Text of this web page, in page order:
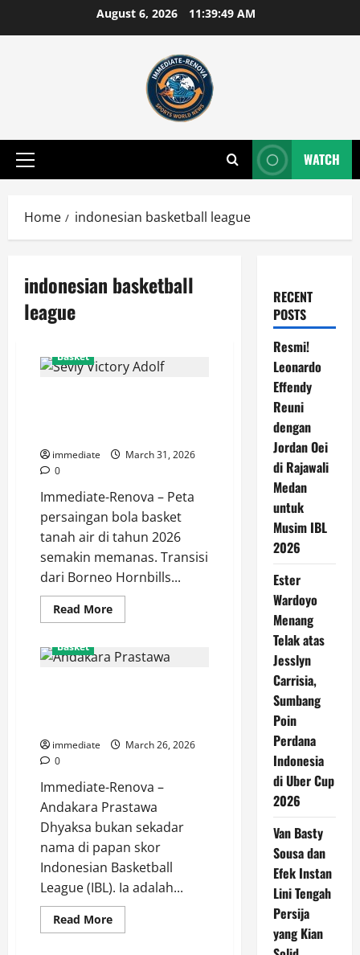
August 6, 2026 11:39:49 AM
Primary
WATCH
Home indonesian basketball league
indonesian basketball
league
Basket
immediate
March 31, 2026
0
Immediate-Renova – Peta
persaingan bola basket
tanah air di tahun 2026
semakin memanas. Transisi
dari Borneo Hornbills...
Read MoreRead
more
Victory
Adolf,
IBL
2026
Basket
immediate
March 26, 2026
0
Immediate-Renova –
Andakara Prastawa
Dhyaksa bukan sekadar
nama di papan skor
Indonesian Basketball
League (IBL). Ia adalah...
Read MoreRead
more
RECENT
POSTS
Resmi!
Leonardo
Effendy
Reuni
dengan
Jordan Oei
di Rajawali
Medan
untuk
Musim IBL
2026
Ester
Wardoyo
Menang
Telak atas
Jesslyn
Carrisia,
Sumbang
Poin
Perdana
Indonesia
di Uber Cup
2026
Van Basty
Sousa dan
Efek Instan
Lini Tengah
Persija
yang Kian